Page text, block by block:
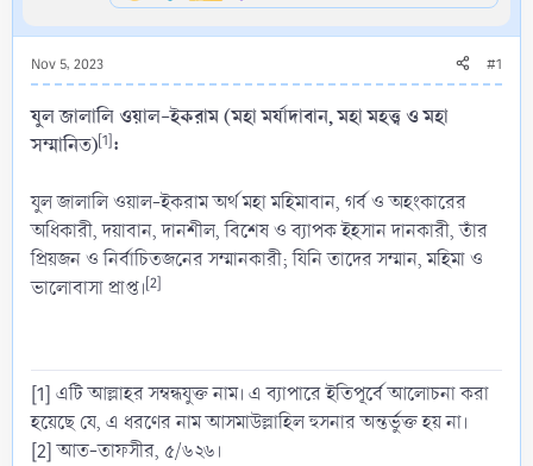
Nov 5, 2023 #1
যুল জালালি ওয়াল-ইকরাম (মহা মর্যাদাবান, মহা মহত্ত্ব ও মহা
সম্মানিত)[1]:
যুল জালালি ওয়াল-ইকরাম অর্থ মহা মহিমাবান, গর্ব ও অহংকারের
অধিকারী, দয়াবান, দানশীল, বিশেষ ও ব্যাপক ইহসান দানকারী, তাঁর
প্রিয়জন ও নির্বাচিতজনের সম্মানকারী; যিনি তাদের সম্মান, মহিমা ও
ভালোবাসা প্রাপ্ত।[2]
[1] এটি আল্লাহর সম্বন্ধযুক্ত নাম। এ ব্যাপারে ইতিপূর্বে আলোচনা করা
হয়েছে যে, এ ধরণের নাম আসমাউল্লাহিল হুসনার অন্তর্ভুক্ত হয় না।
[2] আত-তাফসীর, ৫/৬২৬।